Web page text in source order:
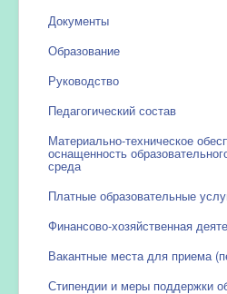
Документы
Образование
Руководство
Педагогический состав
Материально-техническое
оснащенность
среда
Платные образовательные
Финансово-хозяйственная
Вакантные места для приема
Стипендии и меры поддержки